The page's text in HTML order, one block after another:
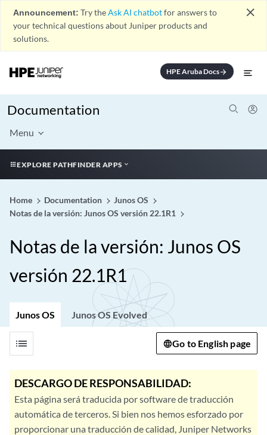
Announcement: Try theAsk AI chatbotfor answers to
your technical questions about Juniper products and
solutions.
close
HPE Aruba Docsarrow_forward
Documentation
Menu
EXPLORE PATHFINDER APPS
Home Documentation
Junos OS
Notas de la versión: Junos OS versión 22.1R1
Notas de la versión: Junos OS
versión 22.1R1
Junos OS Junos OS Evolved
list Go to English page
DESCARGO DE RESPONSABILIDAD:
Esta página será traducida por software de traducción
automática de terceros. Si bien nos hemos esforzado por
proporcionar una traducción de calidad, Juniper Networks